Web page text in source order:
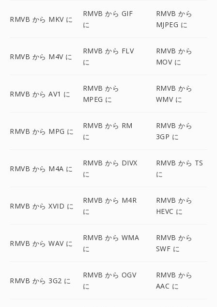
RMVB から MKV に
RMVB から GIF
に
RMVB から
MJPEG に
RMVB から M4V に
RMVB から FLV
に
RMVB から
MOV に
RMVB から AV1 に
RMVB から
MPEG に
RMVB から
WMV に
RMVB から MPG に
RMVB から RM
に
RMVB から
3GP に
RMVB から M4A に
RMVB から DIVX
に
RMVB から TS
に
RMVB から XVID に
RMVB から M4R
に
RMVB から
HEVC に
RMVB から WAV に
RMVB から WMA
に
RMVB から
SWF に
RMVB から 3G2 に
RMVB から OGV
に
RMVB から
AAC に